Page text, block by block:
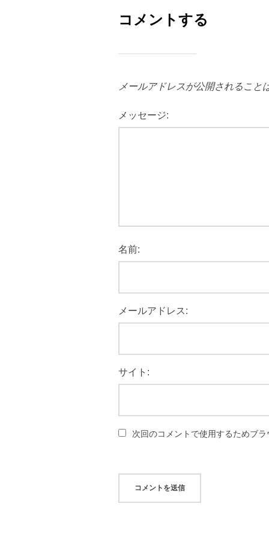
コメントする
メールアドレスが公開されること
メッセージ:
名前:
メールアドレス:
サイト:
次回のコメントで使用するためブ